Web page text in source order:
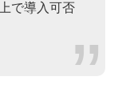
で導入可否